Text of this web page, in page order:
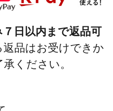
日以内まで返品可
品はお受けできか
ください。